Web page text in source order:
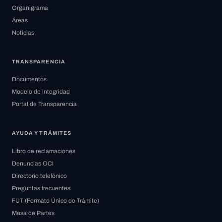
Organigrama
Áreas
Noticias
TRANSPARENCIA
Documentos
Modelo de integridad
Portal de Transparencia
AYUDA Y TRÁMITES
Libro de reclamaciones
Denuncias OCI
Directorio telefónico
Preguntas frecuentes
FUT (Formato Único de Trámite)
Mesa de Partes